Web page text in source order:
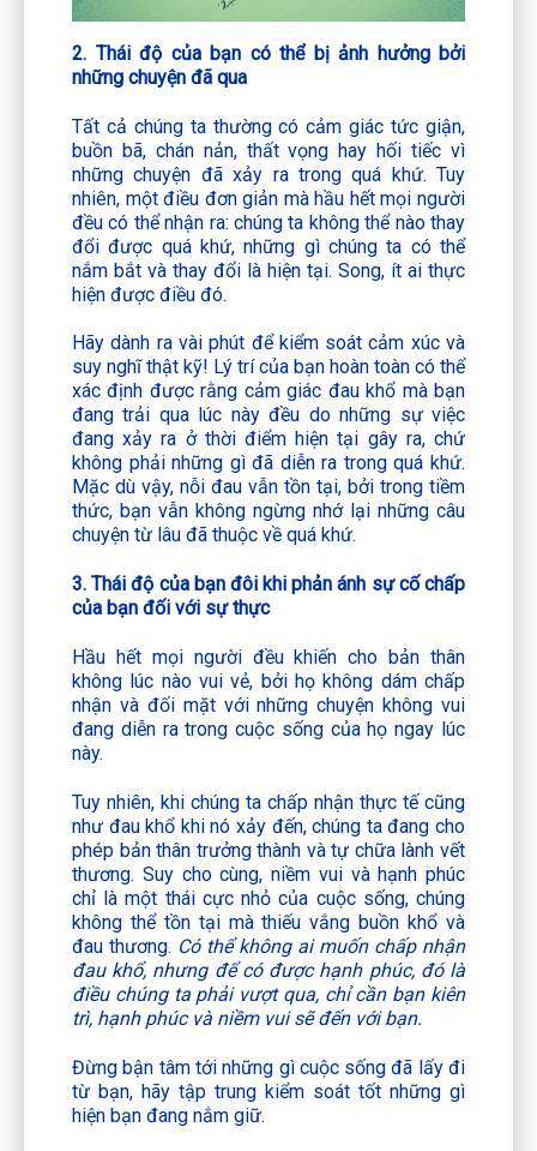
2. Thái độ của bạn có thể bị ảnh hưởng bởi
những chuyện đã qua
Tất cả chúng ta thường có cảm giác tức giận,
buồn bã, chán nản, thất vọng hay hối tiếc vì
những chuyện đã xảy ra trong quá khứ. Tuy
nhiên, một điều đơn giản mà hầu hết mọi người
đều có thể nhận ra: chúng ta không thể nào thay
đổi được quá khứ, những gì chúng ta có thể
nắm bắt và thay đổi là hiện tại. Song, ít ai thực
hiện được điều đó.
Hãy dành ra vài phút để kiểm soát cảm xúc và
suy nghĩ thật kỹ! Lý trí của bạn hoàn toàn có thể
xác định được rằng cảm giác đau khổ mà bạn
đang trải qua lúc này đều do những sự việc
đang xảy ra ở thời điểm hiện tại gây ra, chứ
không phải những gì đã diễn ra trong quá khứ.
Mặc dù vậy, nỗi đau vẫn tồn tại, bởi trong tiềm
thức, bạn vẫn không ngừng nhớ lại những câu
chuyện từ lâu đã thuộc về quá khứ.
3. Thái độ của bạn đôi khi phản ánh sự cố chấp
của bạn đối với sự thực
Hầu hết mọi người đều khiến cho bản thân
không lúc nào vui vẻ, bởi họ không dám chấp
nhận và đối mặt với những chuyện không vui
đang diễn ra trong cuộc sống của họ ngay lúc
này.
Tuy nhiên, khi chúng ta chấp nhận thực tế cũng
như đau khổ khi nó xảy đến, chúng ta đang cho
phép bản thân trưởng thành và tự chữa lành vết
thương. Suy cho cùng, niềm vui và hạnh phúc
chỉ là một thái cực nhỏ của cuộc sống, chúng
không thể tồn tại mà thiếu vắng buồn khổ và
đau thương. Có thể không ai muốn chấp nhận
đau khổ, nhưng để có được hạnh phúc, đó là
điều chúng ta phải vượt qua, chỉ cần bạn kiên
trì, hạnh phúc và niềm vui sẽ đến với bạn.
Đừng bận tâm tới những gì cuộc sống đã lấy đi
từ bạn, hãy tập trung kiểm soát tốt những gì
hiện bạn đang nắm giữ.